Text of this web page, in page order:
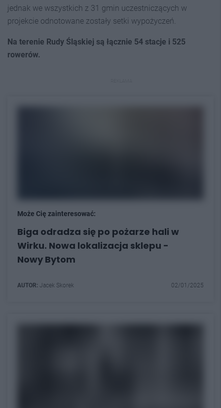
jednak we wszystkich z 31 gmin uczestniczących w
projekcie odnotowane zostały setki wypożyczeń.
Na terenie Rudy Śląskiej są łącznie 54 stacje i 525
rowerów.
Może Cię zainteresować:
Biga odradza się po pożarze hali w
Wirku. Nowa lokalizacja sklepu -
Nowy Bytom
AUTOR: Jacek Skorek 02/01/2025